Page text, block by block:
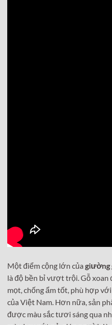
Một điểm cộng lớn của giường
là độ bền bỉ vượt trội. Gỗ xoan
mọt, chống ẩm tốt, phù hợp
của Việt Nam. Hơn nữa, sản
được màu sắc tươi sáng qua